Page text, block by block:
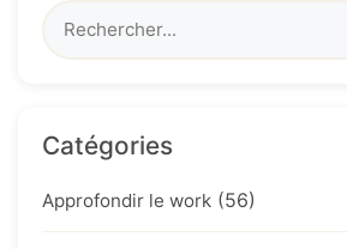
Catégories
Approfondir le work (56)